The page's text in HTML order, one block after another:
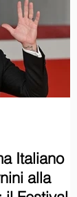
Italiano
alla